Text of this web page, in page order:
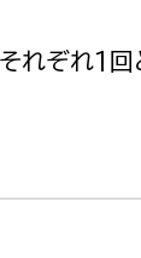
れぞれ1回